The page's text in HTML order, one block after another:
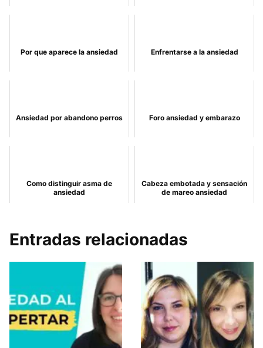
Por que aparece la ansiedad Enfrentarse a la ansiedad
Ansiedad por abandono perros Foro ansiedad y embarazo
Como distinguir asma de
ansiedad
Cabeza embotada y sensación
de mareo ansiedad
Entradas relacionadas